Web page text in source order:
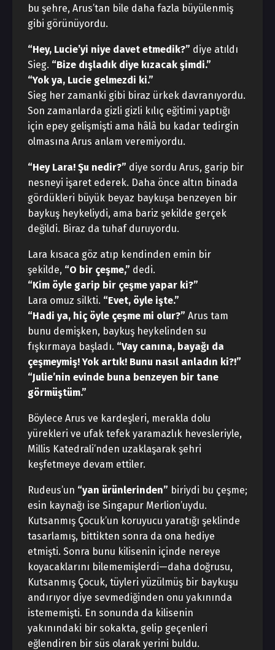
bu şehre, Arus’tan bile daha fazla büyülenmiş
gibi görünüyordu.
“Hey, Lucie’yi niye davet etmedik?” diye atıldı
Sieg. “Bize dışladık diye kızacak şimdi.”
“Yok ya, Lucie gelmezdi ki.”
Sieg her zamanki gibi biraz ürkek davranıyordu.
Son zamanlarda gizli gizli kılıç eğitimi yaptığı
için epey gelişmişti ama hâlâ bu kadar tedirgin
olmasına Arus anlam veremiyordu.
“Hey Lara! Şu nedir?” diye sordu Arus, garip bir
nesneyi işaret ederek. Daha önce altın binada
gördükleri büyük beyaz baykuşa benzeyen bir
baykuş heykeliydi, ama bariz şekilde gerçek
değildi. Biraz da tuhaf duruyordu.
Lara kısaca göz atıp kendinden emin bir
şekilde, “O bir çeşme,” dedi.
“Kim öyle garip bir çeşme yapar ki?”
Lara omuz silkti. “Evet, öyle işte.”
“Hadi ya, hiç öyle çeşme mi olur?” Arus tam
bunu demişken, baykuş heykelinden su
fışkırmaya başladı. “Vay canına, bayağı da
çeşmeymiş! Yok artık! Bunu nasıl anladın ki?!”
“Julie’nin evinde buna benzeyen bir tane
görmüştüm.”
Böylece Arus ve kardeşleri, merakla dolu
yürekleri ve ufak tefek yaramazlık hevesleriyle,
Millis Katedrali’nden uzaklaşarak şehri
keşfetmeye devam ettiler.
Rudeus’un “yan ürünlerinden” biriydi bu çeşme;
esin kaynağı ise Singapur Merlion’uydu.
Kutsanmış Çocuk’un koruyucu yaratığı şeklinde
tasarlamış, bittikten sonra da ona hediye
etmişti. Sonra bunu kilisenin içinde nereye
koyacaklarını bilememişlerdi—daha doğrusu,
Kutsanmış Çocuk, tüyleri yüzülmüş bir baykuşu
andırıyor diye sevmediğinden onu yakınında
istememişti. En sonunda da kilisenin
yakınındaki bir sokakta, gelip geçenleri
eğlendiren bir süs olarak yerini buldu.